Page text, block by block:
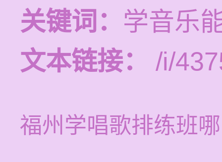
关键词： 学音乐
文本链接：
/i/
福州学唱歌排练班